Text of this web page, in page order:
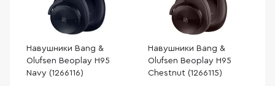
Навушники Bang &
Olufsen Beoplay H95
Navy (1266116)
Навушники Bang &
Olufsen Beoplay H95
Chestnut (1266115)